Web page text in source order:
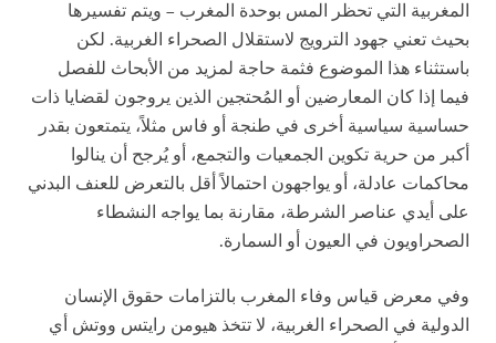
المغربية التي تحظر المس بوحدة المغرب – ويتم تفسيرها
بحيث تعني جهود الترويج لاستقلال الصحراء الغربية. لكن
باستثناء هذا الموضوع فثمة حاجة لمزيد من الأبحاث للفصل
فيما إذا كان المعارضين أو المُحتجين الذين يروجون لقضايا ذات
حساسية سياسية أخرى في طنجة أو فاس مثلاً، يتمتعون بقدر
أكبر من حرية تكوين الجمعيات والتجمع، أو يُرجح أن ينالوا
محاكمات عادلة، أو يواجهون احتمالاً أقل بالتعرض للعنف البدني
على أيدي عناصر الشرطة، مقارنة بما يواجه النشطاء
الصحراويون في العيون أو السمارة.
وفي معرض قياس وفاء المغرب بالتزامات حقوق الإنسان
الدولية في الصحراء الغربية، لا تتخذ هيومن رايتس ووتش أي